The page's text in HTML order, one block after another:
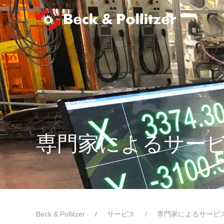
メインコンテンツへスキップ
専門家によるサー
Beck & Pollitzer サービス 専門家によるサービ